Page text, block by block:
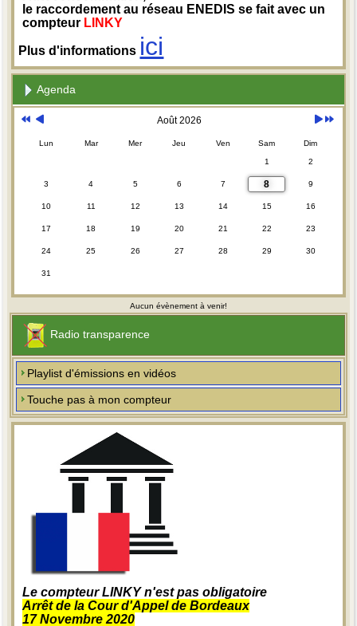
le raccordement au réseau ENEDIS se fait avec un
compteur LINKY
Plus d'informations ici
Agenda
Août 2026
Lun Mar Mer Jeu Ven Sam Dim
1 2
3 4 5 6 7 8 9
10 11 12 13 14 15 16
17 18 19 20 21 22 23
24 25 26 27 28 29 30
31
Aucun évènement à venir!
Radio transparence
Playlist d'émissions en vidéos
Touche pas à mon compteur
Le compteur LINKY n'est pas obligatoire
Arrêt de la Cour d'Appel de Bordeaux
17 Novembre 2020